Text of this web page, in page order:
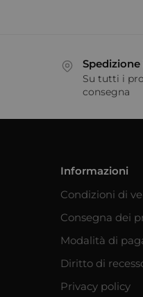
Spedizione
Su tutti i
consegna
Informazioni
Condizioni di
Consegna dei
Modalità di
Diritto di
Privacy policy